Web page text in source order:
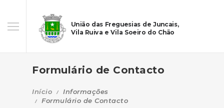
União das Freguesias de Juncais,
Vila Ruiva e Vila Soeiro do Chão
Formulário de Contacto
Início
Informações
Formulário de Contacto